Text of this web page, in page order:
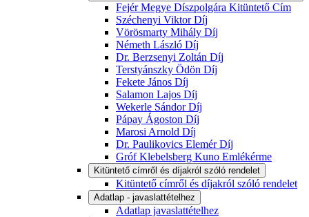
Fejér Megye Díszpolgára Kitüntető Cím
Széchenyi Viktor Díj
Vörösmarty Mihály Díj
Németh László Díj
Dr. Berzsenyi Zoltán Díj
Terstyánszky Ödön Díj
Fekete János Díj
Salamon Lajos Díj
Wekerle Sándor Díj
Pápay Ágoston Díj
Marosi Arnold Díj
Dr. Paulikovics Elemér Díj
Gróf Klebelsberg Kuno Emlékérme
Kitüntető címről és díjakról szóló rendelet
Kitüntető címről és díjakról szóló rendelet
Adatlap - javaslattételhez
Adatlap javaslattételhez